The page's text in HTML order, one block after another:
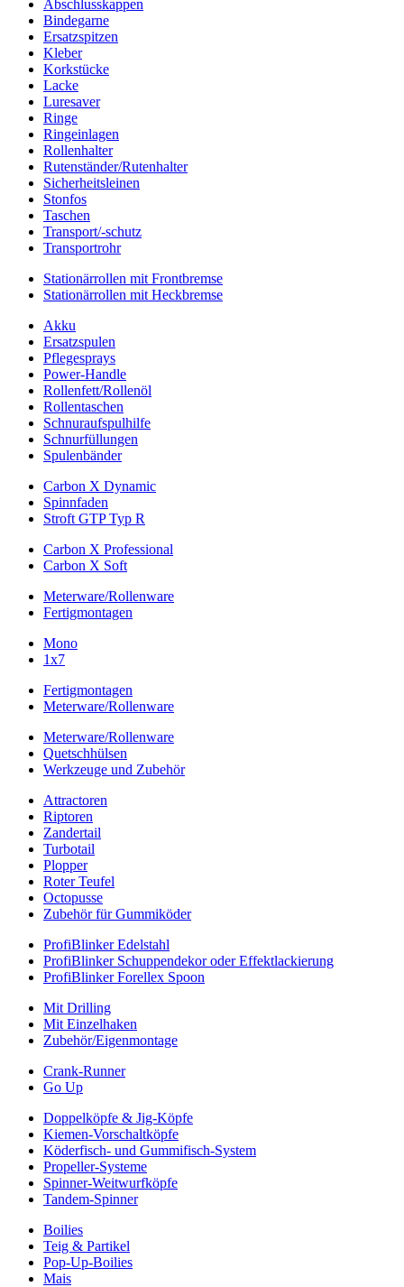
Abschlusskappen
Bindegarne
Ersatzspitzen
Kleber
Korkstücke
Lacke
Luresaver
Ringe
Ringeinlagen
Rollenhalter
Rutenständer/Rutenhalter
Sicherheitsleinen
Stonfos
Taschen
Transport/-schutz
Transportrohr
Stationärrollen mit Frontbremse
Stationärrollen mit Heckbremse
Akku
Ersatzspulen
Pflegesprays
Power-Handle
Rollenfett/Rollenöl
Rollentaschen
Schnuraufspulhilfe
Schnurfüllungen
Spulenbänder
Carbon X Dynamic
Spinnfaden
Stroft GTP Typ R
Carbon X Professional
Carbon X Soft
Meterware/Rollenware
Fertigmontagen
Mono
1x7
Fertigmontagen
Meterware/Rollenware
Meterware/Rollenware
Quetschhülsen
Werkzeuge und Zubehör
Attractoren
Riptoren
Zandertail
Turbotail
Plopper
Roter Teufel
Octopusse
Zubehör für Gummiköder
ProfiBlinker Edelstahl
ProfiBlinker Schuppendekor oder Effektlackierung
ProfiBlinker Forellex Spoon
Mit Drilling
Mit Einzelhaken
Zubehör/Eigenmontage
Crank-Runner
Go Up
Doppelköpfe & Jig-Köpfe
Kiemen-Vorschaltköpfe
Köderfisch- und Gummifisch-System
Propeller-Systeme
Spinner-Weitwurfköpfe
Tandem-Spinner
Boilies
Teig & Partikel
Pop-Up-Boilies
Mais